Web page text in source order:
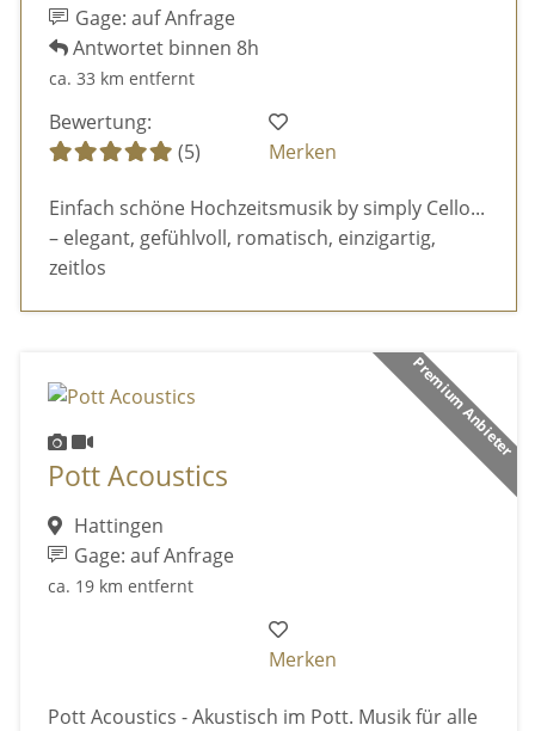
Gage: auf Anfrage
Antwortet binnen 8h
ca. 33 km entfernt
Bewertung:
(5)
Merken
Einfach schöne Hochzeitsmusik by simply Cello...
– elegant, gefühlvoll, romatisch, einzigartig,
zeitlos
Premium Anbieter
Pott Acoustics
Hattingen
Gage: auf Anfrage
ca. 19 km entfernt
Merken
Pott Acoustics - Akustisch im Pott. Musik für alle